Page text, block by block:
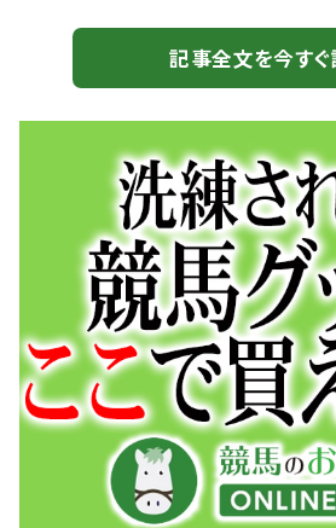
スマッシュ フレイムヘイロー ペイ
エテルネル メラグラーナ ラインハ
（地方馬、外国馬） ブレイズアトレ
記事全文を今す